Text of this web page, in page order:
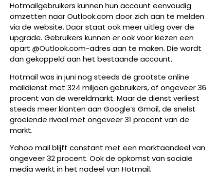
Hotmailgebruikers kunnen hun account eenvoudig
omzetten naar Outlook.com door zich aan te melden
via de website. Daar staat ook meer uitleg over de
upgrade. Gebruikers kunnen er ook voor kiezen een
apart @Outlook.com-adres aan te maken. Die wordt
dan gekoppeld aan het bestaande account.
Hotmail was in juni nog steeds de grootste online
maildienst met 324 miljoen gebruikers, of ongeveer 36
procent van de wereldmarkt. Maar de dienst verliest
steeds meer klanten aan Google’s Gmail, de snelst
groeiende rivaal met ongeveer 31 procent van de
markt.
Yahoo mail blijft constant met een marktaandeel van
ongeveer 32 procent. Ook de opkomst van sociale
media werkt in het nadeel van Hotmail.